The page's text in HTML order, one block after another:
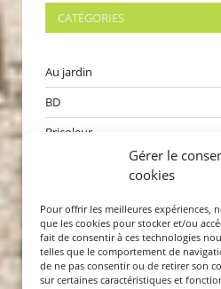
Gérer le
cookies
Pour offrir les meilleures expériences,
que les cookies pour stocker et/ou
fait de consentir à ces technologies
telles que le comportement de
de ne pas consentir ou de retirer son
sur certaines caractéristiques et
CATÉGORIES
Au jardin
BD
Bricoleur
Jeux
Karaoké
Livres